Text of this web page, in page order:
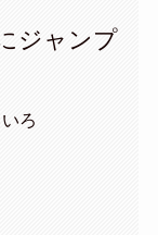
ジャンプ
ろ